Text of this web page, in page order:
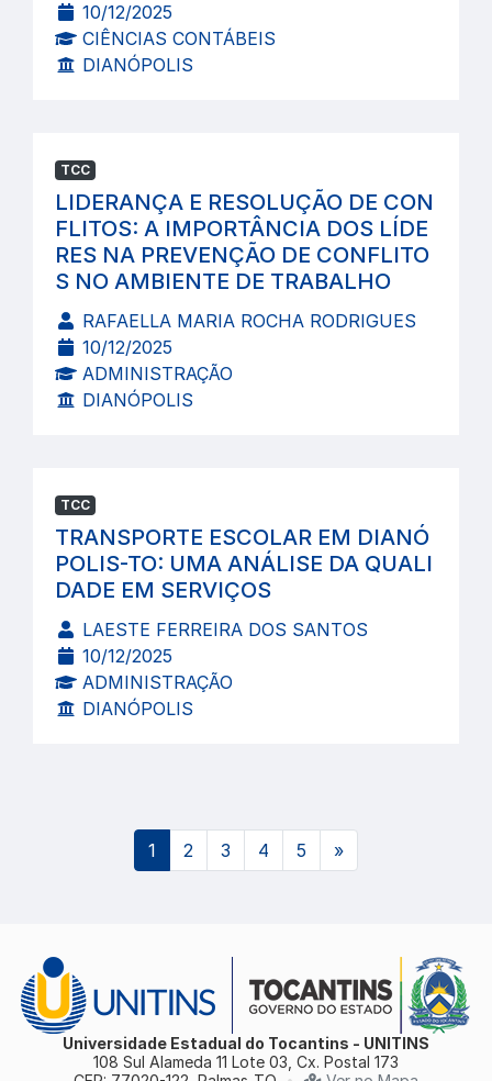
10/12/2025
CIÊNCIAS CONTÁBEIS
DIANÓPOLIS
TCC
LIDERANÇA E RESOLUÇÃO DE CON
FLITOS: A IMPORTÂNCIA DOS LÍDE
RES NA PREVENÇÃO DE CONFLITO
S NO AMBIENTE DE TRABALHO
RAFAELLA MARIA ROCHA RODRIGUES
10/12/2025
ADMINISTRAÇÃO
DIANÓPOLIS
TCC
TRANSPORTE ESCOLAR EM DIANÓ
POLIS-TO: UMA ANÁLISE DA QUALI
DADE EM SERVIÇOS
LAESTE FERREIRA DOS SANTOS
10/12/2025
ADMINISTRAÇÃO
DIANÓPOLIS
1 (atual)
2 3 4 5 »
Universidade Estadual do Tocantins - UNITINS
108 Sul Alameda 11 Lote 03, Cx. Postal 173